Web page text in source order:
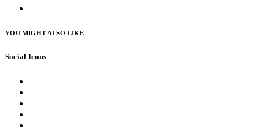
YOU MIGHT ALSO LIKE
Social Icons